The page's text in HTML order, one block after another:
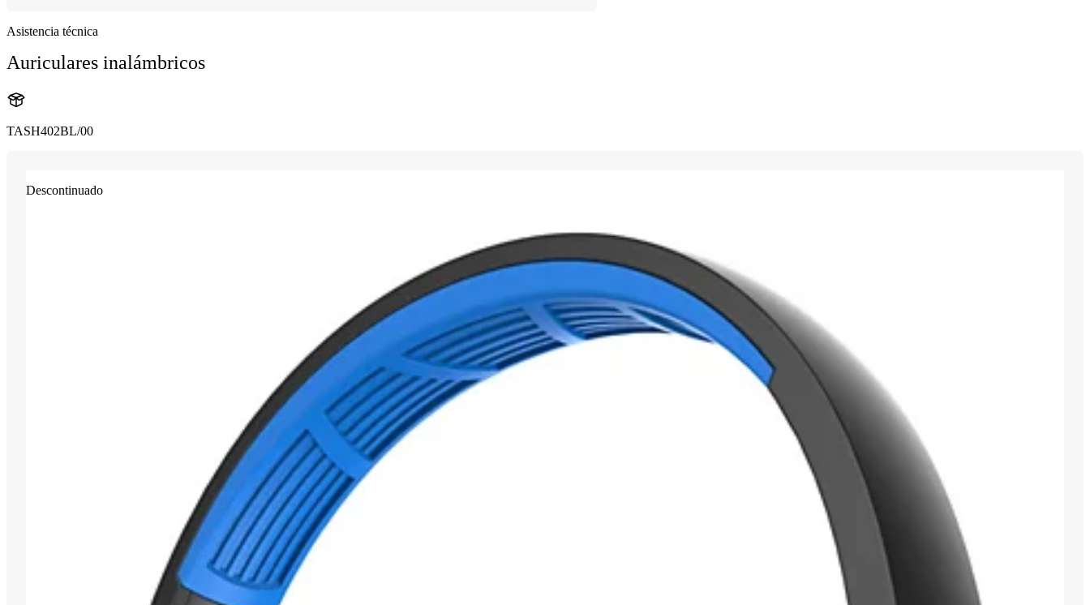
Asistencia técnica
Auriculares inalámbricos
TASH402BL/00
Descontinuado